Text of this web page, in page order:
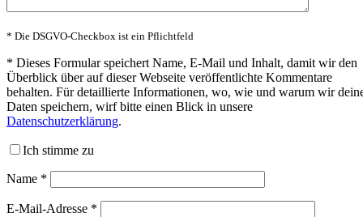
* Die DSGVO-Checkbox ist ein Pflichtfeld
* Dieses Formular speichert Name, E-Mail und Inhalt, damit wir den
Überblick über auf dieser Webseite veröffentlichte Kommentare
behalten. Für detaillierte Informationen, wo, wie und warum wir
Daten speichern, wirf bitte einen Blick in unsere
Datenschutzerklärung.
Ich stimme zu
Name *
E-Mail-Adresse *